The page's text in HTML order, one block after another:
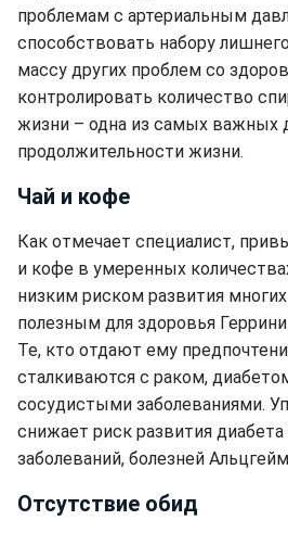
проблемам с артериальным
способствовать набору
массу других проблем со
контролировать количество
жизни – одна из самых важных
продолжительности жизни.
Чай и кофе
Как отмечает специалист,
и кофе в умеренных
низким риском развития
полезным для здоровья
Те, кто отдают ему
сталкиваются с раком,
сосудистыми заболеваниями.
снижает риск развития
заболеваний, болезней
Отсутствие обид